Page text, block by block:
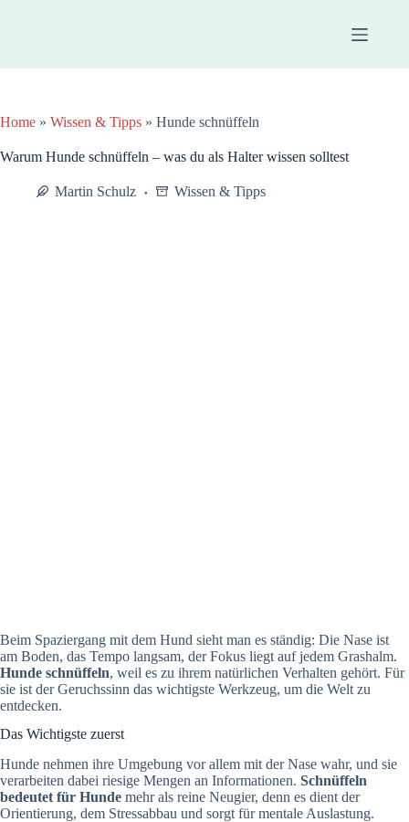
Home » Wissen & Tipps » Hunde schnüffeln
Warum Hunde schnüffeln – was du als Halter wissen solltest
Martin Schulz Wissen & Tipps
Beim Spaziergang mit dem Hund sieht man es ständig: Die Nase ist
am Boden, das Tempo langsam, der Fokus liegt auf jedem Grashalm.
Hunde schnüffeln, weil es zu ihrem natürlichen Verhalten gehört. Für
sie ist der Geruchssinn das wichtigste Werkzeug, um die Welt zu
entdecken.
Das Wichtigste zuerst
Hunde nehmen ihre Umgebung vor allem mit der Nase wahr, und sie
verarbeiten dabei riesige Mengen an Informationen. Schnüffeln
bedeutet für Hunde mehr als reine Neugier, denn es dient der
Orientierung, dem Stressabbau und sorgt für mentale Auslastung.